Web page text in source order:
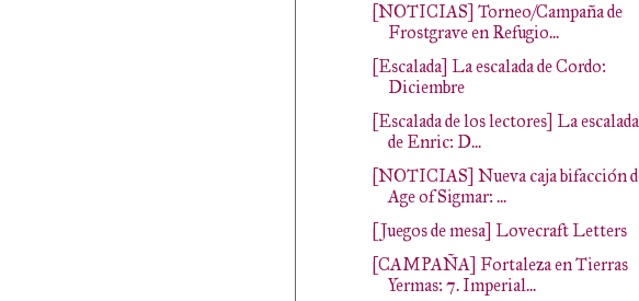
[NOTICIAS] Torneo/Campaña de
Frostgrave en Refugio...
[Escalada] La escalada de Cordo:
Diciembre
[Escalada de los lectores] La escalada
de Enric: D...
[NOTICIAS] Nueva caja bifacción
Age of Sigmar: ...
[Juegos de mesa] Lovecraft Letters
[CAMPAÑA] Fortaleza en Tierras
Yermas: 7. Imperial...